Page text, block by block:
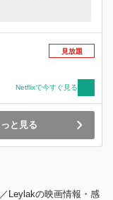
される。
見放題
Netflixで今すぐ見る
と見る
Leylakの映画情報・感